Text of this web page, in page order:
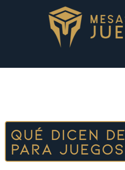
QUÉ DICEN DE
PARA JUEGOS